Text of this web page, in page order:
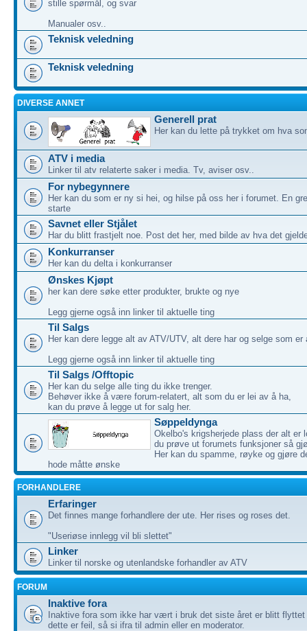
stille spørmål, og svar
Manualer osv..
Teknisk veledning
Teknisk veledning
DIVERSE ANNET
Generell prat
Her kan du lette på trykket om hva
ATV i media
Linker til atv relaterte saker i media. Tv, aviser osv..
For nybegynnere
Her kan du som er ny si hei, og hilse på oss her i forumet. En
starte
Savnet eller Stjålet
Har du blitt frastjelt noe. Post det her, med bilde av hva det
Konkurranser
Her kan du delta i konkurranser
Ønskes Kjøpt
her kan dere søke etter produkter, brukte og nye
Legg gjerne også inn linker til aktuelle ting
Til Salgs
Her kan dere legge alt av ATV/UTV, alt dere har og selge som er
Legg gjerne også inn linker til aktuelle ting
Til Salgs /Offtopic
Her kan du selge alle ting du ikke trenger.
Behøver ikke å være forum-relatert, alt som du er lei av å ha,
kan du prøve å legge ut for salg her.
Søppeldynga
Okelbo's krigsherjede plass der alt er
du prøve ut forumets funksjoner så
Her kan du spamme, røyke og gjøre
hode måtte ønske
FORHANDLERE
Erfaringer
Det finnes mange forhandlere der ute. Her rises og roses det.
"Useriøse innlegg vil bli slettet"
Linker
Linker til norske og utenlandske forhandler av ATV
FORUM
Inaktive fora
Inaktive fora som ikke har vært i bruk det siste året er blitt flyttet
dette er feil, så si ifra til admin eller en moderator.